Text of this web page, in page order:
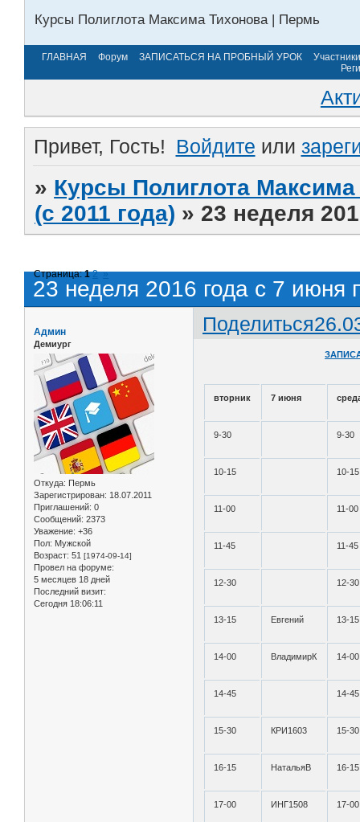
Курсы Полиглота Максима Тихонова | Пермь
ГЛАВНАЯ Форум ЗАПИСАТЬСЯ НА ПРОБНЫЙ УРОК
Участники
Привет, Гость! Войдите или
» Курсы Полиглота
(с 2011 года) » 23 неделя
23 неделя 2016 года с 7 июня
Страница:1 2 »
Поделиться
Админ
Демиург
Откуда: Пермь
Зарегистрирован: 18.07.2011
Приглашений: 0
Сообщений: 2373
Уважение: +36
Пол: Мужской
Возраст: 51 [1974-09-14]
Провел на форуме:
5 месяцев 18 дней
Последний визит:
Сегодня 18:06:11
вторник 7 июня
9-30 9-30
10-15 10-15
11-00 11-00
11-45 11-45
12-30 12-30
13-15 Евгений 13-15
14-00 ВладимирК 14-00
14-45 14-45
15-30 КРИ1603 15-30
16-15 НатальяВ 16-15
17-00 ИНГ1508 17-00